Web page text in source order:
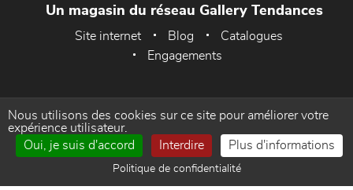
Un magasin du réseau Gallery Tendances
Site internet Blog
Catalogues
Engagements
Accueil Mentions Légales
Politique de confidentialité Gestion des cookies
Contact
Nous utilisons des cookies sur ce site pour améliorer votre
expérience utilisateur.
Oui, je suis d'accord
Interdire Plus d'informations
Politique de confidentialité